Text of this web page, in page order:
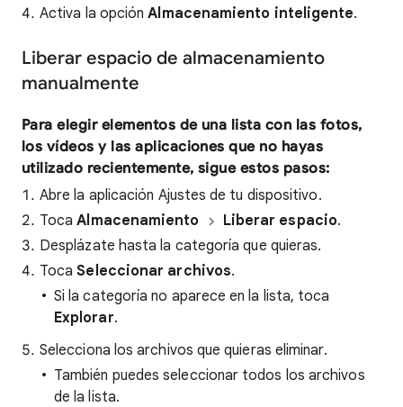
Activa la opciónAlmacenamiento inteligente.
Liberar espacio de almacenamiento
manualmente
Para elegir elementos de una lista con las fotos,
los vídeos y las aplicaciones que no hayas
utilizado recientemente, sigue estos pasos:
Abre la aplicación Ajustes de tu dispositivo.
TocaAlmacenamiento Liberar espacio.
Desplázate hasta la categoría que quieras.
TocaSeleccionar archivos.
Si la categoría no aparece en la lista, toca
Explorar.
Selecciona los archivos que quieras eliminar.
También puedes seleccionar todos los archivos
de la lista.